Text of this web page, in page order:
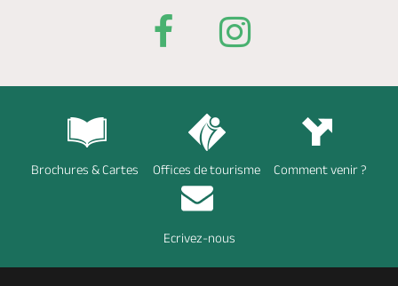
Brochures & Cartes Offices de tourisme Comment venir ?
Ecrivez-nous